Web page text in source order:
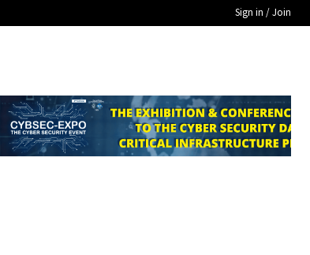
Sign in / Join